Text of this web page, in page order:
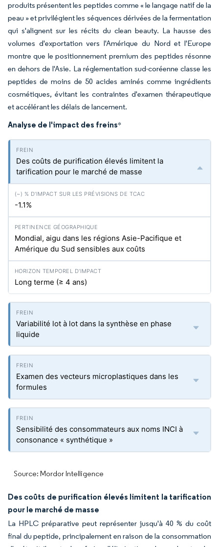
produits présentent les peptides comme « le langage natif de la
peau » et privilégient les séquences dérivées de la fermentation
qui s'alignent sur les récits du clean beauty. La hausse des
volumes d'exportation vers l'Amérique du Nord et l'Europe
montre que le positionnement premium des peptides résonne
en dehors de l'Asie. La réglementation sud-coréenne classe les
peptides de moins de 50 acides aminés comme ingrédients
cosmétiques, évitant les contraintes d'examen thérapeutique
et accélérant les délais de lancement.
Analyse de l'impact des freins*
Des coûts de purification élevés limitent la
tarification pour le marché de masse
-1.1%
Mondial, aigu dans les régions Asie-Pacifique et
Amérique du Sud sensibles aux coûts
Long terme (≥ 4 ans)
Variabilité lot à lot dans la synthèse en phase
liquide
Examen des vecteurs microplastiques dans les
formules
Sensibilité des consommateurs aux noms INCI à
consonance « synthétique »
Source: Mordor Intelligence
Des coûts de purification élevés limitent la tarification
pour le marché de masse
La HPLC préparative peut représenter jusqu'à 40 % du coût
final du peptide, principalement en raison de la consommation